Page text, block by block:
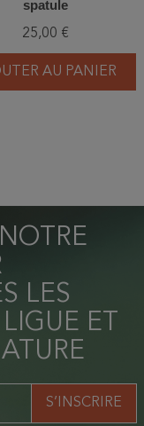
spatule
25,00 €
AU PANIER
LES
ET